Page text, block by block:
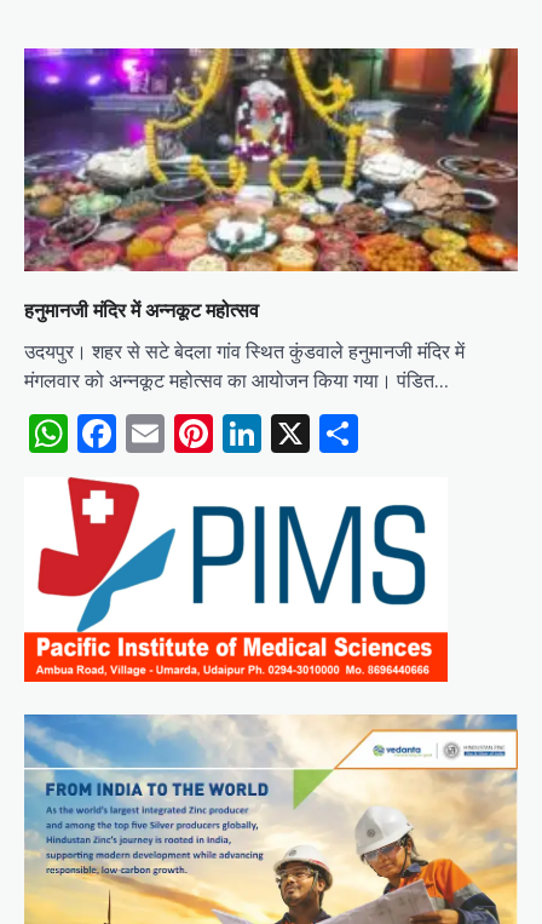
हनुमानजी मंदिर में अन्नकूट महोत्सव
उदयपुर। शहर से सटे बेदला गांव स्थित कुंडवाले हनुमानजी मंदिर में
मंगलवार को अन्नकूट महोत्सव का आयोजन किया गया। पंडित…
WhatsApp
Facebook
EmailPinterest
LinkedIn
X